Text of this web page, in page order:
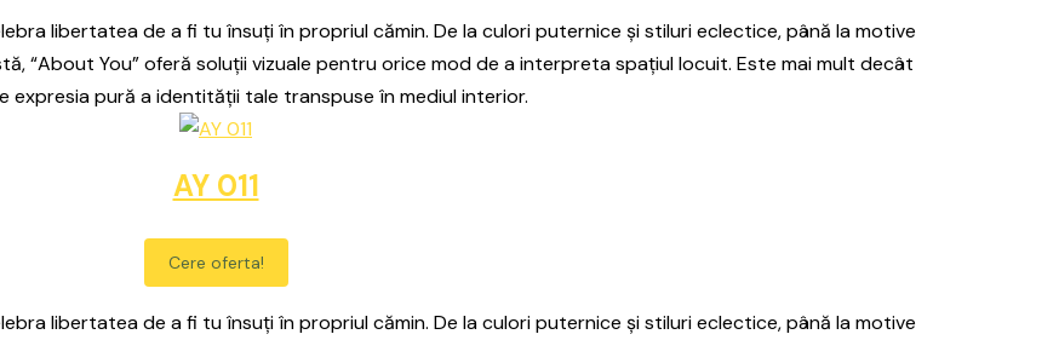
libertatea de a fi tu însuți în propriul cămin. De la culori puternice și stiluri eclectice, până la motive
“About You” oferă soluții vizuale pentru orice mod de a interpreta spațiul locuit. Este mai mult decât
expresia pură a identității tale transpuse în mediul interior.
AY 011
Cere oferta!
libertatea de a fi tu însuți în propriul cămin. De la culori puternice și stiluri eclectice, până la motive